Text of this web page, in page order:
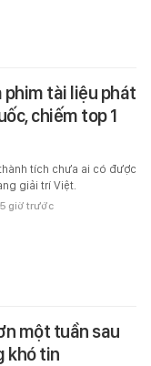
tài liệu phát
chiếm top 1
tích chưa ai có được
giải trí Việt.
5 giờ trước
một tuần sau
khó tin